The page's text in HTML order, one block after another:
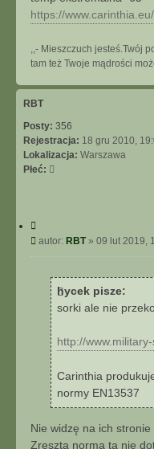
https://
,,- Mieszczuch jesteś.Twój
tam też Twoje mądrości
RBT
Posty: 356
Rejestracja: 18 gru 2010,
Lokalizacja: Warszawa
Płeć:
yP
o
autor: RBT» 09 lut 2019,
hycek pisze:
sorki ale nie
http://
Carinthia
normy EN13537
Nie widzę na ich stronie
Zresztą norma ta nie